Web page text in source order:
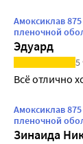
Амоксиклав
пленочной
Эдуард
5
Всё отлично
Амоксиклав
пленочной
Зинаида